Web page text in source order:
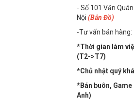
- Số 101 Văn
Nội (Bản Đồ)
-Tư vấn bán hàng:
*Thời gian làm
(T2->T7)
*Chủ nhật quý
*Bán buôn, Game
Anh)